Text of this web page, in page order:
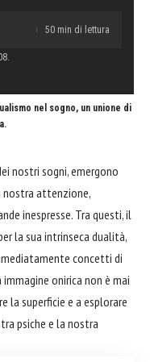
50 min di lettura
nel sogno, un unione di
nostri sogni, emergono
attenzione,
inespresse. Tra questi, il
la sua intrinseca dualità,
concetti di
onirica non è mai
la superficie e a esplorare
psiche e la nostra